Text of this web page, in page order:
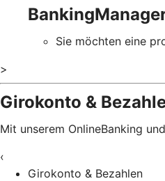
Sie möchten eine
>
Girokonto &
Mit unserem OnlineBanking
‹
Girokonto & Bezahlen